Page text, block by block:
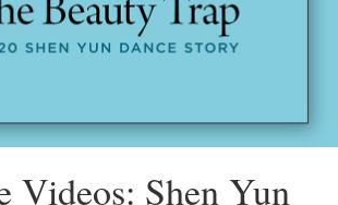
Videos: Shen Yun